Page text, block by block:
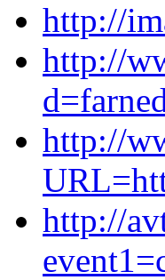
http://
http://
http://
http://